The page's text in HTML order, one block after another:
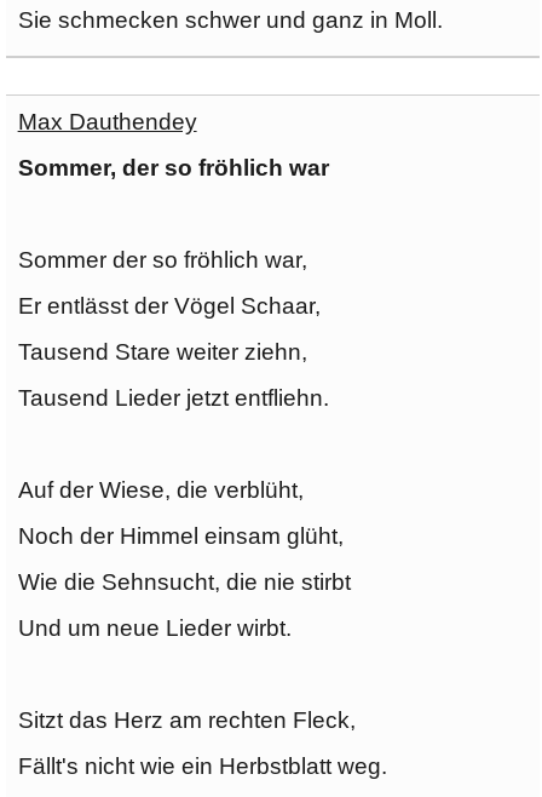
Sie schmecken schwer und ganz in Moll.
Max Dauthendey
Sommer, der so fröhlich war
Sommer der so fröhlich war,
Er entlässt der Vögel Schaar,
Tausend Stare weiter ziehn,
Tausend Lieder jetzt entfliehn.
Auf der Wiese, die verblüht,
Noch der Himmel einsam glüht,
Wie die Sehnsucht, die nie stirbt
Und um neue Lieder wirbt.
Sitzt das Herz am rechten Fleck,
Fällt's nicht wie ein Herbstblatt weg.